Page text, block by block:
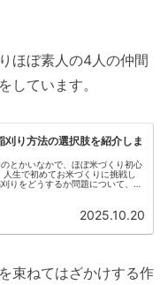
ほぼ素人の4人の仲間
しています。
刈り方法の選択肢を紹介しま
とかいなかで、ほぼ米づくり初心
生で初めてお米づくりに挑戦し
りをどうするか問題について、そ
2025.10.20
束ねてはざかけする作